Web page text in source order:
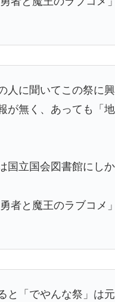
人に聞いてこの祭に
が無く、あっても「
国立国会図書館にし
者と魔王のラブコメ
と「でやんな祭」は